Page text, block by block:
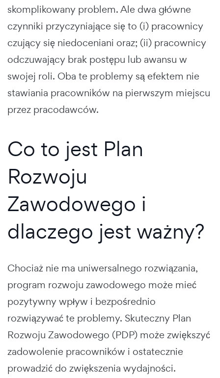
skomplikowany problem. Ale dwa główne
czynniki przyczyniające się to (i) pracownicy
czujący się niedoceniani oraz; (ii) pracownicy
odczuwający brak postępu lub awansu w
swojej roli. Oba te problemy są efektem nie
stawiania pracowników na pierwszym miejscu
przez pracodawców.
Co to jest Plan
Rozwoju
Zawodowego i
dlaczego jest ważny?
Chociaż nie ma uniwersalnego rozwiązania,
program rozwoju zawodowego może mieć
pozytywny wpływ i bezpośrednio
rozwiązywać te problemy. Skuteczny Plan
Rozwoju Zawodowego (PDP) może zwiększyć
zadowolenie pracowników i ostatecznie
prowadzić do zwiększenia wydajności.